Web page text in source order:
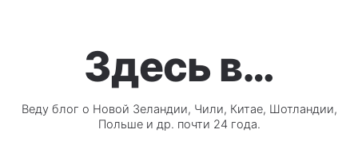
Здесь в…
Веду блог о Новой Зеландии, Чили, Китае, Шотландии,
Польше и др. почти 24 года.